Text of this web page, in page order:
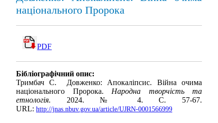
національного Пророка
PDF
Бібліографічний опис:
Тримбач С. Довженко: Апокаліпсис. Війна очима
національного Пророка. Народна творчість та
етнологія. 2024. № 4. С. 57-67.
URL: http://jnas.nbuv.gov.ua/article/UJRN-0001566999